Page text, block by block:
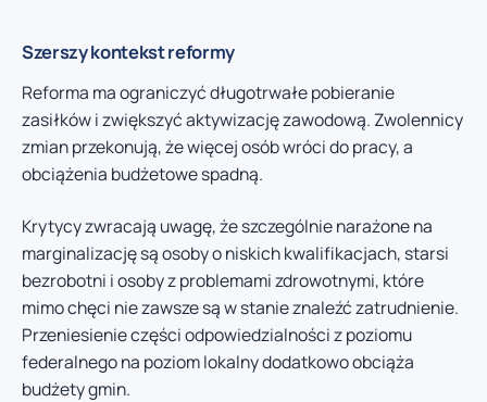
Szerszy kontekst reformy
Reforma ma ograniczyć długotrwałe pobieranie
zasiłków i zwiększyć aktywizację zawodową. Zwolennicy
zmian przekonują, że więcej osób wróci do pracy, a
obciążenia budżetowe spadną.
Krytycy zwracają uwagę, że szczególnie narażone na
marginalizację są osoby o niskich kwalifikacjach, starsi
bezrobotni i osoby z problemami zdrowotnymi, które
mimo chęci nie zawsze są w stanie znaleźć zatrudnienie.
Przeniesienie części odpowiedzialności z poziomu
federalnego na poziom lokalny dodatkowo obciąża
budżety gmin.